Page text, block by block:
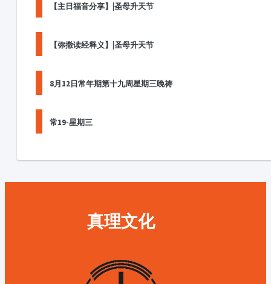
【主日福音分享】|圣母升天节
【弥撒读经释义】|圣母升天节
8月12日常年期第十九周星期三晚祷
常19-星期三
真理文化